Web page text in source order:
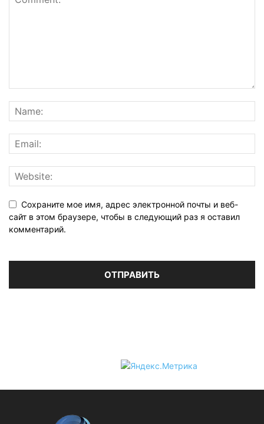
Сохраните мое имя, адрес электронной почты и веб-
сайт в этом браузере, чтобы в следующий раз я оставил
комментарий.